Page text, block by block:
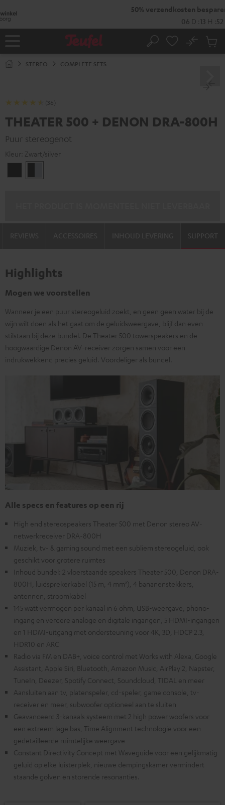
50% verzendkosten besparen met
VKF-72F
Home Zoeken
No
STEREO COMPLETE SETS
(36)
THEATER 500 + DENON DRA-800H
Puur stereogenot
Kleur: Zwart/silver
SUPPORT
Highlights
Mogen we voorstellen
Wanneer je een puur stereogeluid zoekt, en geen geen water bij de
wijn wilt doen als het gaat om de geluidsweergave, blijf dan even
stilstaan bij deze bundel. De Theater 500 towerspeakers en de
hoogwaardige Denon AV-receiver zorgen samen voor een
indrukwekkend precies geluid. Voordeliger als bundel.
Alle specs en features op een rij
High end stereospeakers Theater 500 met Denon stereo AV-
netwerkreceiver DRA-800H
Muziek, tv- & gaming sound met een subliem stereogeluid, ook
geschikt voor grotere ruimtes
Inhoud bundel: 2 vloerstaande speakers Theater 500, Denon DRA-
800H, luidsprekerkabel (15 m, 4 mm²), 4 bananenstekkers,
antennen, stroomkabel
145 watt vermogen per kanaal in 6 ohm, USB-weergave, phono-
ingang en verdere analoge en digitale ingangen, 5 HDMI-ingangen
en 1 HDMI-uitgang met ondersteuning voor 4K, 3D, HDCP 2.3,
HDR10 en ARC
Radio via FM en DAB+, voice control met Works with Alexa, Google
Assistant, Apple Siri, Bluetooth, Amazon Music, AirPlay 2, Napster,
TuneIn, Deezer, Spotify Connect, Soundcloud, TIDAL en meer
Aansluiten aan tv, platenspeler, cd-speler, game console, tv-
receiver en meer, subwoofer optioneel aan te sluiten
Geavanceerd 3-kanaals systeem met 2 high power woofers voor
een extreem lage bas, Time Alignment technologie voor een
gedetailleerde ruimtelijke weergave
Constant Directivity Concept met Waveguide voor een gelijkmatig
geluid op elke luisterplek, nieuwe dempingskamer vermindert
staande golven en storende resonanties.